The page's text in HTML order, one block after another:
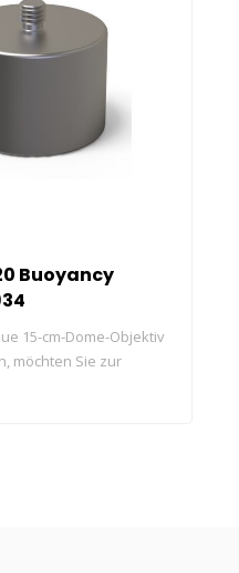
Buoyancy
15-cm-Dome-Objektiv
möchten Sie zur
möglicherweise etwas
an den SportDiver